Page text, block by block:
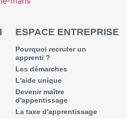
ESPACE ENTREPRISE
Pourquoi recruter un
apprenti ?
Les démarches
L'aide unique
Devenir maître
d'appentissage
La taxe d'apprentissage